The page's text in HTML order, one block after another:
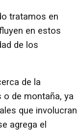
tratamos en
en estos
de los
de la
de montaña, ya
que involucran
agrega el